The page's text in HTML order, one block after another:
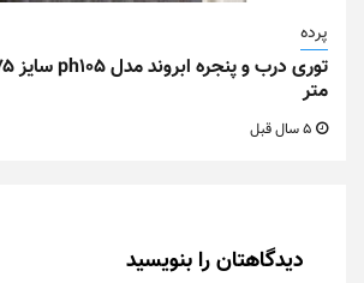
پرده
متر
دیدگاهتان را بنویسید